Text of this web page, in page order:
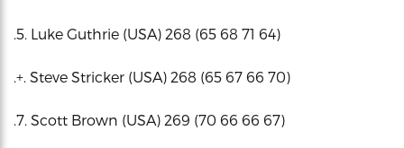
.5. Luke Guthrie (USA) 268 (65 68 71 64)
.+. Steve Stricker (USA) 268 (65 67 66 70)
.7. Scott Brown (USA) 269 (70 66 66 67)